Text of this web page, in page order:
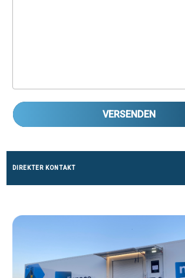
VERSENDEN
DIREKTER KONTAKT